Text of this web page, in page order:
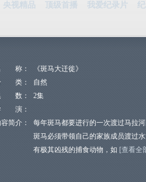
央视精品 顶级首播 我爱纪录片
称：
《斑马大迁徙》
类：
自然
数：
2集
演：
简介：
每年斑马都要进行的一次渡过马拉
斑马必须带领自己的家族成员渡过
有极其凶残的捕食动物，如 [查看全